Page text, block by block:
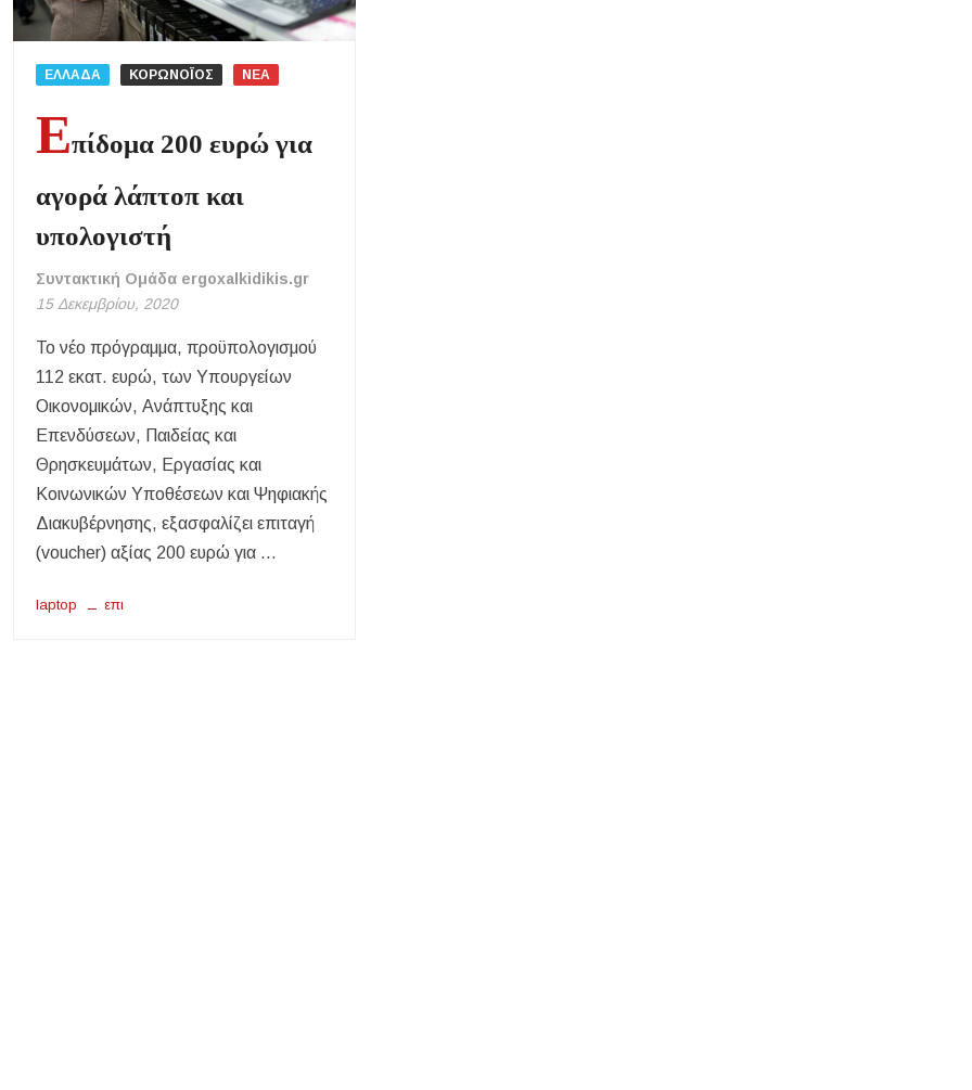
«Τουρισμός για Όλους 2026-2027»: Άνοιξαν οι αιτήσεις – Ποιοι υποβάλλουν σήμερα αίτηση ανά ΑΦΜ
της δομής»
Η Κεντρική Μακεδονία ανοίγει τον δρόμο του οινοτουρισμού σε Ηνωμένο Βασίλειο και Αυστραλία
Χαλκιδική: Πυρκαγιά σε γαλλική θαλαμηγό στη Λατούρα Αγίου Νικολάου – Άμεση κινητοποίηση Λιμενικού και Πυροσβεστικής
ΕΛΛΑΔΑ ΚΟΡΩΝΟΪΟΣ ΝΕΑ
Επίδομα 200 ευρώ για
αγορά λάπτοπ και
υπολογιστή
Συντακτική Ομάδα ergoxalkidikis.gr
15 Δεκεμβρίου, 2020
Το νέο πρόγραμμα, προϋπολογισμού
112 εκατ. ευρώ, των Υπουργείων
Οικονομικών, Ανάπτυξης και
Επενδύσεων, Παιδείας και
Θρησκευμάτων, Εργασίας και
Κοινωνικών Υποθέσεων και Ψηφιακής
Διακυβέρνησης, εξασφαλίζει επιταγή
(voucher) αξίας 200 ευρώ για …
laptop επι